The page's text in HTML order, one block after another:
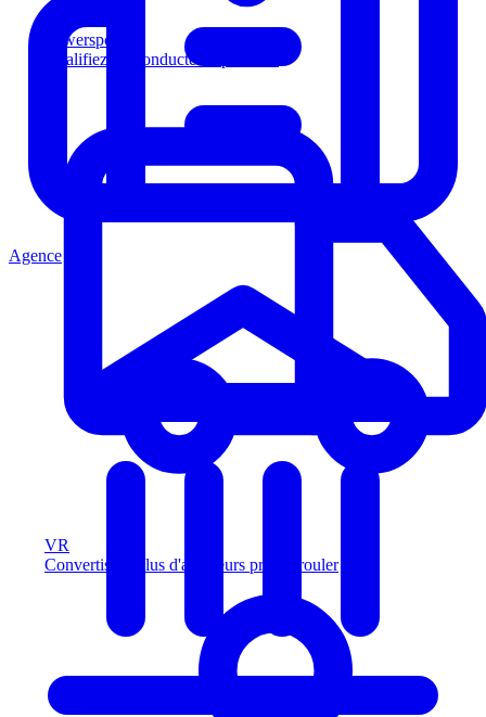
Powersports
Qualifiez les conducteurs plus vite
VR
Convertissez plus d'acheteurs prêts à rouler
Agence